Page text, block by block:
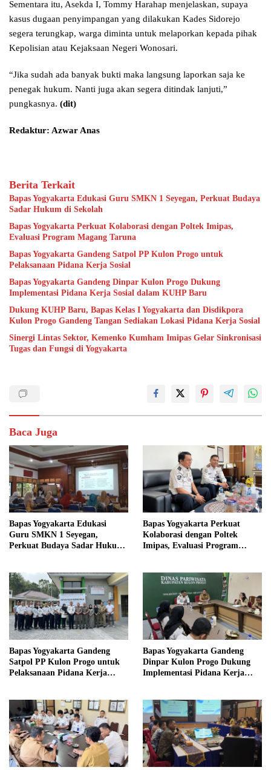
Sementara itu, Asekda I, Tommy Harahap menjelaskan, supaya
kasus dugaan penyimpangan yang dilakukan Kades Sidorejo
segera terungkap, warga diminta untuk melaporkan kepada pihak
Kepolisian atau Kejaksaan Negeri Wonosari.
“Jika sudah ada banyak bukti maka langsung laporkan saja ke
penegak hukum. Nanti juga akan segera ditindak lanjuti,”
pungkasnya. (dit)
Redaktur: Azwar Anas
Berita Terkait
Bapas Yogyakarta Edukasi Guru SMKN 1 Seyegan, Perkuat Budaya
Sadar Hukum di Sekolah
Bapas Yogyakarta Perkuat Kolaborasi dengan Poltek Imipas,
Evaluasi Program Magang Taruna
Bapas Yogyakarta Gandeng Satpol PP Kulon Progo untuk
Pelaksanaan Pidana Kerja Sosial
Bapas Yogyakarta Gandeng Dinpar Kulon Progo Dukung
Implementasi Pidana Kerja Sosial dalam KUHP Baru
Dukung KUHP Baru, Bapas Kelas I Yogyakarta dan Disdikpora
Kulon Progo Gandeng Tangan Sediakan Lokasi Pidana Kerja Sosial
Sinergi Lintas Sektor, Kemenko Kumham Imipas Gelar Sinkronisasi
Tugas dan Fungsi di Yogyakarta
Baca Juga
Bapas Yogyakarta Edukasi
Guru SMKN 1 Seyegan,
Perkuat Budaya Sadar Hukum
Bapas Yogyakarta Perkuat
Kolaborasi dengan Poltek
Imipas, Evaluasi Program
Bapas Yogyakarta Gandeng
Satpol PP Kulon Progo untuk
Pelaksanaan Pidana Kerja
Bapas Yogyakarta Gandeng
Dinpar Kulon Progo Dukung
Implementasi Pidana Kerja